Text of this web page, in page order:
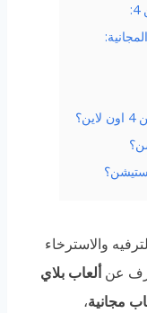
والاسترخاء
عنألعاب بلاي
،